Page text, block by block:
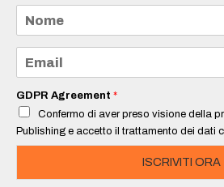
m
e
a
i
*
GDPR Agreement *
Confermo di aver preso visione della
Publishing e accetto il trattamento dei dati
ISCRIVITI ORA